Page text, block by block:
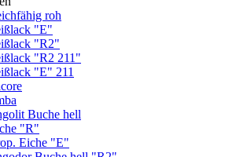
roh
"E"
"R2"
"R2 211"
"E" 211
Buche hell
"R"
Eiche "E"